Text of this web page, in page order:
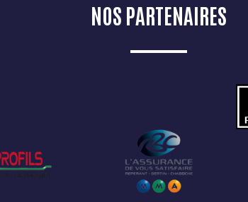
NOS PARTENAIRES